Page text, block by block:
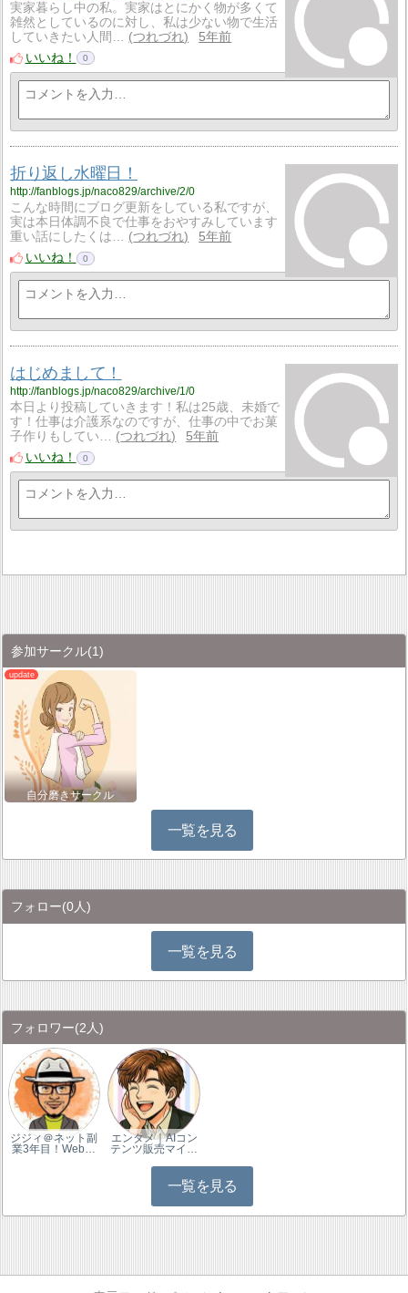
実家暮らし中の私。実家はとにかく物が多くて
雑然としているのに対し、私は少ない物で生活
していきたい人間…
つれづれ
5年前
いいね！
0
折り返し水曜日！
http://fanblogs.jp/naco829/archive/2/0
こんな時間にブログ更新をしている私ですが、
実は本日体調不良で仕事をおやすみしています
重い話にしたくは…
つれづれ
5年前
いいね！
0
はじめまして！
http://fanblogs.jp/naco829/archive/1/0
本日より投稿していきます！私は25歳、未婚で
す！仕事は介護系なのですが、仕事の中でお菓
子作りもしてい…
つれづれ
5年前
いいね！
0
参加サークル(1)
自分磨きサークル
一覧を見る
フォロー(0人)
一覧を見る
フォロワー(2人)
ジジィ＠ネット副
業3年目！Web…
エンタメ｜AIコン
テンツ販売マイ…
一覧を見る